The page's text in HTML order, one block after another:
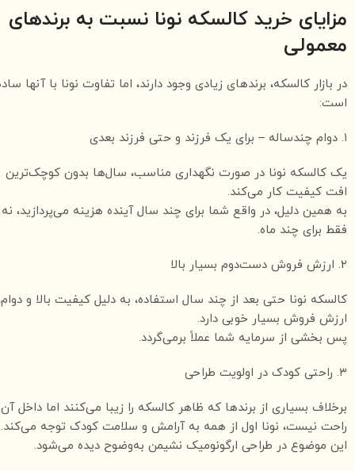
مزایای خرید کالسکه نونا نسبت به برندهای
معمولی
در بازار کالسکه، برندهای زیادی وجود دارند، اما تفاوت نونا با آنها
است:
۱. دوام چندساله – برای یک فرزند و حتی فرزند بعدی
یک کالسکه نونا در صورت نگهداری مناسب، سال‌ها بدون کوچک‌ترین
افت کیفیت کار می‌کند.
به همین دلیل، در واقع شما برای چند سال آینده هزینه می‌پردازید، نه
فقط برای چند ماه.
۲. ارزش فروش دست‌دوم بسیار بالا
کالسکه نونا حتی بعد از چند سال استفاده، به دلیل کیفیت بالا و
ارزش فروش بسیار خوبی دارد.
پس بخشی از سرمایه شما عملاً برمی‌گردد.
۳. راحتی کودک در اولویت طراحی
برخلاف بسیاری از برندها که ظاهر کالسکه را زیبا می‌کنند اما داخل آن
راحت نیست، نونا اول از همه به آرامش و سلامت کودک توجه می‌کند.
این موضوع در طراحی ارگونومیک نشیمن به‌وضوح دیده می‌شود.